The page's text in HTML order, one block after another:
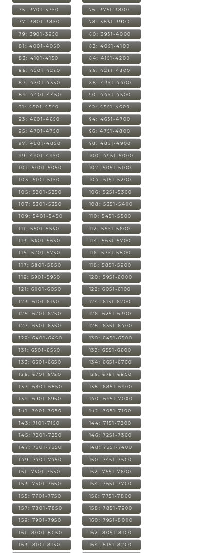
75: 3701-3750 76: 3751-3800
77: 3801-3850 78: 3851-3900
79: 3901-3950 80: 3951-4000
81: 4001-4050 82: 4051-4100
83: 4101-4150 84: 4151-4200
85: 4201-4250 86: 4251-4300
87: 4301-4350 88: 4351-4400
89: 4401-4450 90: 4451-4500
91: 4501-4550 92: 4551-4600
93: 4601-4650 94: 4651-4700
95: 4701-4750 96: 4751-4800
97: 4801-4850 98: 4851-4900
99: 4901-4950 100: 4951-5000
101: 5001-5050 102: 5051-5100
103: 5101-5150 104: 5151-5200
105: 5201-5250 106: 5251-5300
107: 5301-5350 108: 5351-5400
109: 5401-5450 110: 5451-5500
111: 5501-5550 112: 5551-5600
113: 5601-5650 114: 5651-5700
115: 5701-5750 116: 5751-5800
117: 5801-5850 118: 5851-5900
119: 5901-5950 120: 5951-6000
121: 6001-6050 122: 6051-6100
123: 6101-6150 124: 6151-6200
125: 6201-6250 126: 6251-6300
127: 6301-6350 128: 6351-6400
129: 6401-6450 130: 6451-6500
131: 6501-6550 132: 6551-6600
133: 6601-6650 134: 6651-6700
135: 6701-6750 136: 6751-6800
137: 6801-6850 138: 6851-6900
139: 6901-6950 140: 6951-7000
141: 7001-7050 142: 7051-7100
143: 7101-7150 144: 7151-7200
145: 7201-7250 146: 7251-7300
147: 7301-7350 148: 7351-7400
149: 7401-7450 150: 7451-7500
151: 7501-7550 152: 7551-7600
153: 7601-7650 154: 7651-7700
155: 7701-7750 156: 7751-7800
157: 7801-7850 158: 7851-7900
159: 7901-7950 160: 7951-8000
161: 8001-8050 162: 8051-8100
163: 8101-8150 164: 8151-8200